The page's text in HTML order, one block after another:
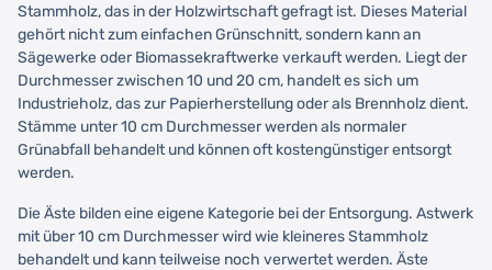
Stammholz, das in der Holzwirtschaft gefragt ist. Dieses Material
gehört nicht zum einfachen Grünschnitt, sondern kann an
Sägewerke oder Biomassekraftwerke verkauft werden. Liegt der
Durchmesser zwischen 10 und 20 cm, handelt es sich um
Industrieholz, das zur Papierherstellung oder als Brennholz dient.
Stämme unter 10 cm Durchmesser werden als normaler
Grünabfall behandelt und können oft kostengünstiger entsorgt
werden.
Die Äste bilden eine eigene Kategorie bei der Entsorgung. Astwerk
mit über 10 cm Durchmesser wird wie kleineres Stammholz
behandelt und kann teilweise noch verwertet werden. Äste